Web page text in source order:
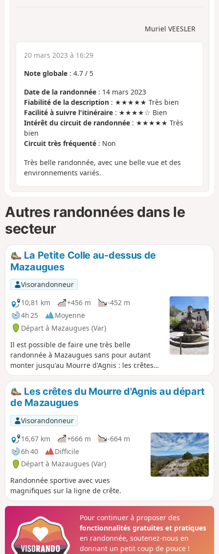
Muriel VEESLER
20 mars 2023 à 16:29
Note globale : 4.7 / 5
Date de la randonnée : 14 mars 2023
Fiabilité de la description : ★★★★★ Très bien
Facilité à suivre l'itinéraire : ★★★★☆ Bien
Intérêt du circuit de randonnée : ★★★★★ Très
bien
Circuit très fréquenté : Non
Très belle randonnée, avec une belle vue et des
environnements variés.
Autres randonnées dans le
secteur
La Petite Colle au-dessus de
Mazaugues
Visorandonneur
10,81 km
+456 m
-452 m
4h 25
Moyenne
Départ à Mazaugues (Var)
Il est possible de faire une très belle
randonnée à Mazaugues sans pour autant
monter jusqu'au Mourre d'Agnis : les crêtes
de la Petite Colle qui domine le village offrent
des panoramas superbes sur toute leur
longueur, avec plusieurs options pour les
rejoindre.
Les crêtes du Mourre d'Agnis au départ
de Mazaugues
Visorandonneur
16,67 km
+666 m
-664 m
6h 40
Difficile
Départ à Mazaugues (Var)
Randonnée sportive avec vues
magnifiques sur la ligne de crête.
Pour continuer à proposer des
fonctionnalités gratuites et pratiques
en randonnée, soutenez-nous en
donnant un petit coup de pouce !